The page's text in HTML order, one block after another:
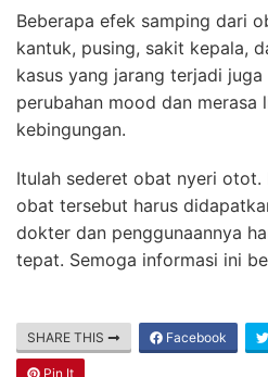
Beberapa efek samping dari
kantuk, pusing, sakit kepala,
kasus yang jarang terjadi
perubahan mood dan merasa
kebingungan.
Itulah sederet obat nyeri otot.
obat tersebut harus
dokter dan penggunaannya
tepat. Semoga informasi ini
SHARE THIS Facebook
Pin It